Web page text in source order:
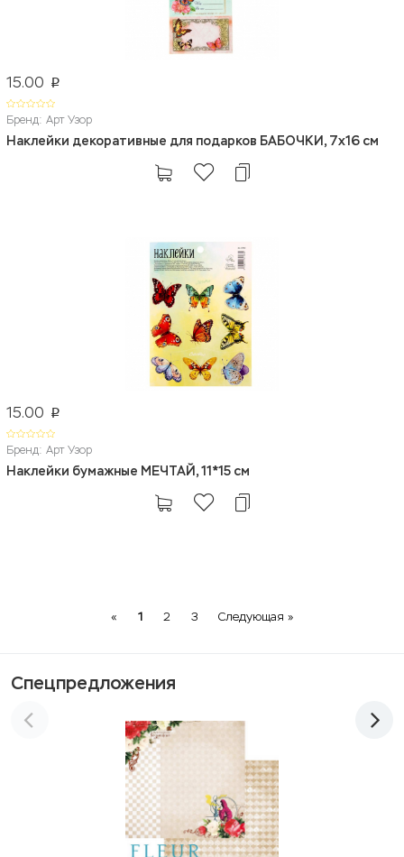
15.00 p
Бренд: Арт Узор
Наклейки декоративные для подарков БАБОЧКИ, 7x16 см
15.00 p
Бренд: Арт Узор
Наклейки бумажные МЕЧТАЙ, 11*15 см
«Previous
1 2 3 Следующая »Next
Спецпредложения